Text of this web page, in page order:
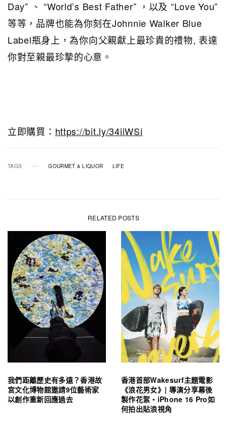
Day” 、 “World’s Best Father” ，以及 “Love You”
等等，品牌也能為你刻在Johnnie Walker Blue
Label瓶身上，為你向父親獻上最珍貴的禮物, 表達
你對至親最珍摯的心意。
立即購買： https://bit.ly/34iiWSi
TAGS GOURMET & LIQUOR LIFE
RELATED POSTS
我們距離歷史有多遠？香港故
宮文化博物館邀請9位藝術家
以創作重新回應過去
香港首部Wakesurf主題電影
《浪花男女》| 導演分享幕後
製作花絮・iPhone 16 Pro如
何拍出貼浪視角